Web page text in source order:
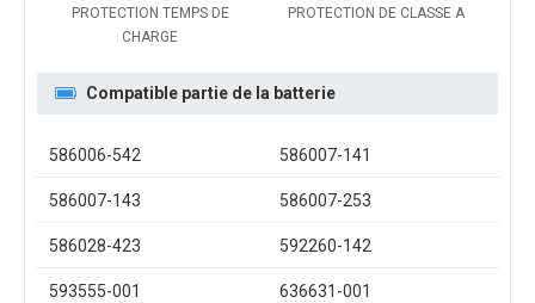
PROTECTION TEMPS DE
CHARGE
PROTECTION DE CLASSE A
Compatible partie de la batterie
586006-542 586007-141
586007-143 586007-253
586028-423 592260-142
593555-001 636631-001